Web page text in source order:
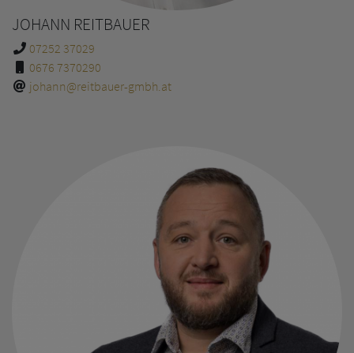
JOHANN REITBAUER
07252 37029
0676 7370290
johann@reitbauer-gmbh.at